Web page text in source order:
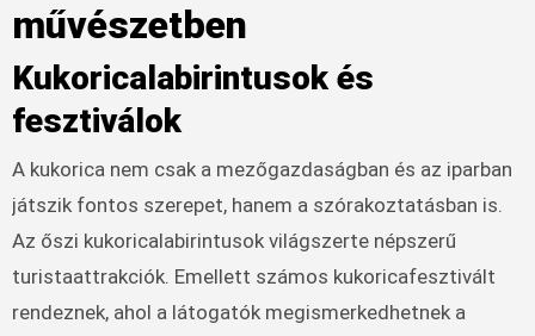
művészetben
Kukoricalabirintusok és
fesztiválok
A kukorica nem csak a mezőgazdaságban és az iparban
játszik fontos szerepet, hanem a szórakoztatásban is.
Az őszi kukoricalabirintusok világszerte népszerű
turistaattrakciók. Emellett számos kukoricafesztivált
rendeznek, ahol a látogatók megismerkedhetnek a